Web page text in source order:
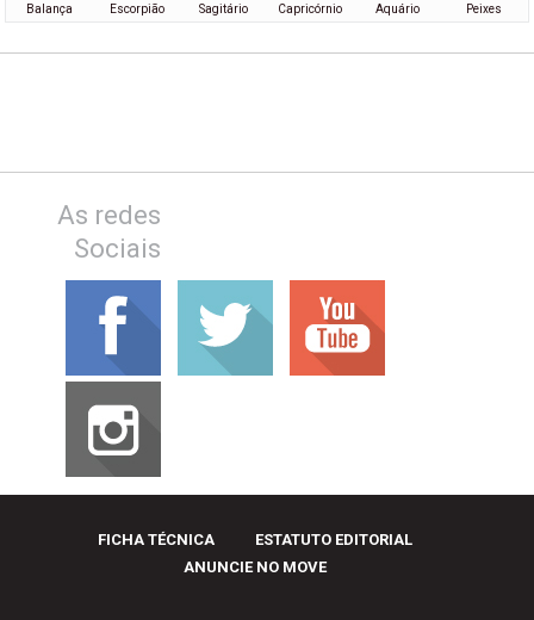
Balança Escorpião Sagitário Capricórnio Aquário Peixes
As redes
Sociais
FICHA TÉCNICA
ESTATUTO EDITORIAL
ANUNCIE NO MOVE